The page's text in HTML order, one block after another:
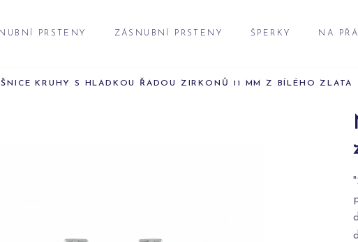
PRSTENY ZÁSNUBNÍ PRSTENY ŠPERKY NA
KRUHY S HLADKOU ŘADOU ZIRKONŮ 11 MM Z BÍLÉHO ZLATA